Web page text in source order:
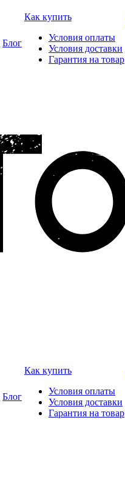
Блог
Как купить
Условия оплаты
Условия доставки
Гарантия на товар
Блог
Как купить
Условия оплаты
Условия доставки
Гарантия на товар